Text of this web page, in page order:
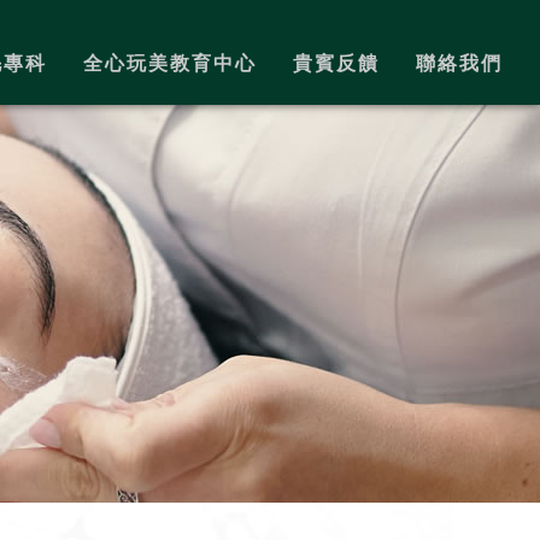
科 全心玩美教育中心 貴賓反饋 聯絡我們